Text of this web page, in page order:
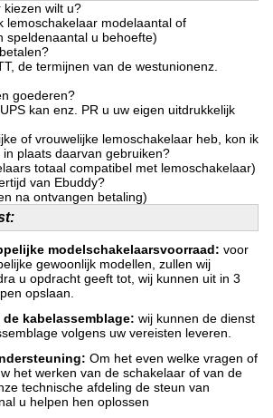
kiezen wilt u?
lemoschakelaar modelaantal of
speldenaantal u behoefte)
de termijnen van de westunionenz.
goederen?
kan enz. PR u uw eigen uitdrukkelijk
of vrouwelijke lemoschakelaar heb, kon ik
in plaats daarvan gebruiken?
totaal compatibel met lemoschakelaar)
van Ebuddy?
na ontvangen betaling)
modelschakelaarsvoorraad: voor
gewoonlijk modellen, zullen wij
u opdracht geeft tot, wij kunnen uit in 3
opslaan.
kabelassemblage: wij kunnen de dienst
volgens uw vereisten leveren.
Om het even welke vragen of
het werken van de schakelaar of van de
technische afdeling de steun van
u helpen hen oplossen